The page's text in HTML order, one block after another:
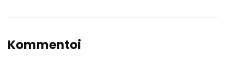
Kommentoi